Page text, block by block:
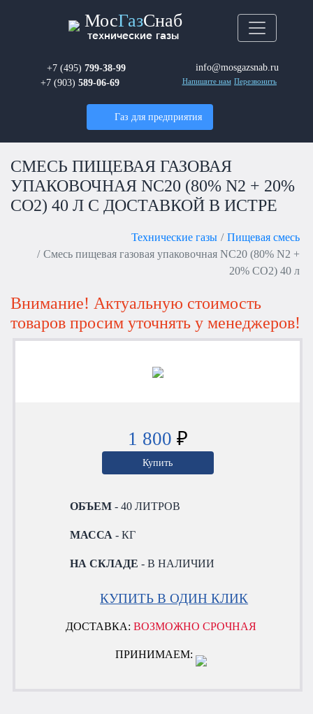
МосГазСнаб
технические газы
+7 (495) 799-38-99
+7 (903) 589-06-69
info@mosgazsnab.ru
Напишите нам Перезвонить
Газ для предприятия
СМЕСЬ ПИЩЕВАЯ ГАЗОВАЯ
УПАКОВОЧНАЯ NC20 (80% N2 + 20%
CO2) 40 Л С ДОСТАВКОЙ В ИСТРЕ
Технические газы
Пищевая смесь
Смесь пищевая газовая упаковочная NC20 (80% N2 +
20% CO2) 40 л
Внимание! Актуальную стоимость
товаров просим уточнять у менеджеров!
1 800 ₽
Купить
ОБЪЕМ - 40 ЛИТРОВ
МАССА - КГ
НА СКЛАДЕ - В НАЛИЧИИ
КУПИТЬ В ОДИН КЛИК
ДОСТАВКА:ВОЗМОЖНО СРОЧНАЯ
ПРИНИМАЕМ: